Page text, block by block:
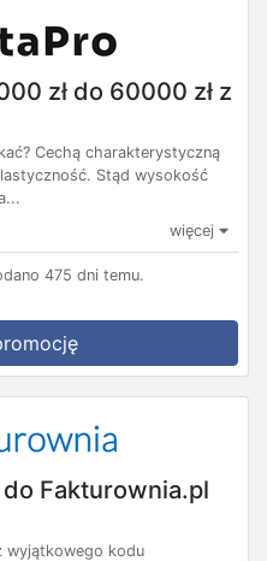
zł do 60000 zł z
Cechą charakterystyczną
Stąd wysokość
więcej
475 dni temu.
Fakturownia.pl
wyjątkowego kodu